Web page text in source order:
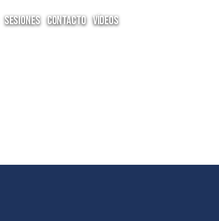
Sesiones Contacto Vídeos